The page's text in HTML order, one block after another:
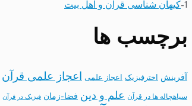
1- کیهان شناسی قرآن و اهل بیت
برچسب ها
آفرینش اخترفیزیک اعجاز علمی اعجاز علمی قرآن
سیاهچاله ها در قرآن علم و دین فضا-زمان فیزیک در قرآن